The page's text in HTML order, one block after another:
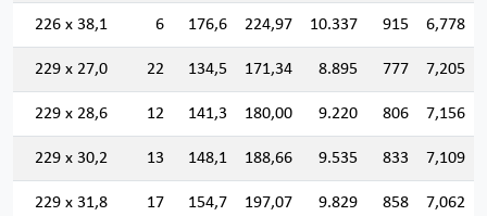
226 x 38,1 6 176,6 224,97 10.337 915 6,778
229 x 27,0 22 134,5 171,34 8.895 777 7,205
229 x 28,6 12 141,3 180,00 9.220 806 7,156
229 x 30,2 13 148,1 188,66 9.535 833 7,109
229 x 31,8 17 154,7 197,07 9.829 858 7,062